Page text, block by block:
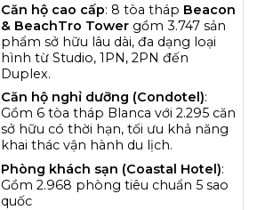
Căn hộ cao cấp: 8 tòa tháp Beacon
& BeachTro Towergồm 3.747 sản
phẩm sở hữu lâu dài, đa dạng loại
hình từ Studio, 1PN, 2PN đến
Duplex.
Căn hộ nghỉ dưỡng (Condotel):
Gồm 6 tòa tháp Blanca với 2.295 căn
sở hữu có thời hạn, tối ưu khả năng
khai thác vận hành du lịch.
Phòng khách sạn (Coastal Hotel):
Gồm 2.968 phòng tiêu chuẩn 5 sao
quốc